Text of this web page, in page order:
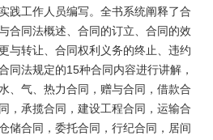
践工作人员编写。全书系统阐释了合
合同法概述、合同的订立、合同的效
与转让、合同权利义务的终止、违约
同法规定的15种合同内容进行讲解，
、气、热力合同，赠与合同，借款合
，承揽合同，建设工程合同，运输合
储合同，委托合同，行纪合同，居间